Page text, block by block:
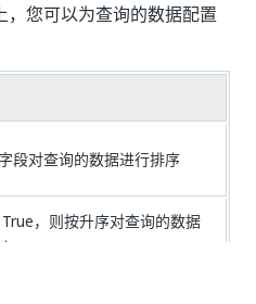
，您可以为查询的数据配置
段对查询的数据进行排序
，则按升序对查询的数据
。